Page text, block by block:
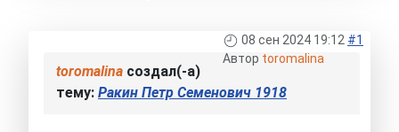
08 сен 2024 19:12 #1
Автор toromalina
toromalina создал(-а)
тему: Ракин Петр Семенович 1918